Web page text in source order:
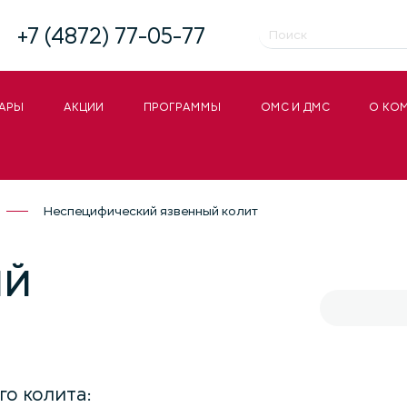
+7 (4872) 77-05-77
АКЦИИ ПРОГРАММЫ ОМС И ДМС О
Неспецифический язвенный колит
колита: